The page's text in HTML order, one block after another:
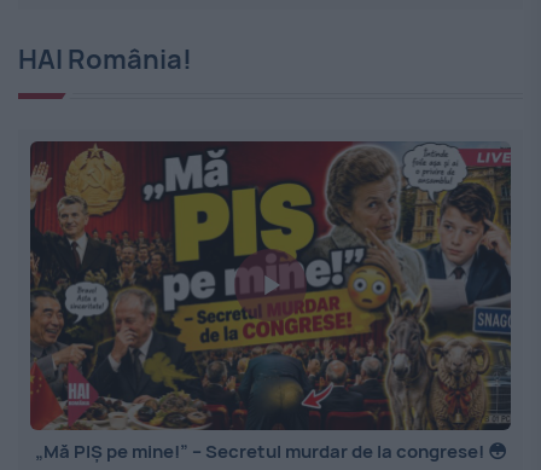
HAI România!
„Mă PIȘ pe mine!” – Secretul murdar de la congrese! 😳